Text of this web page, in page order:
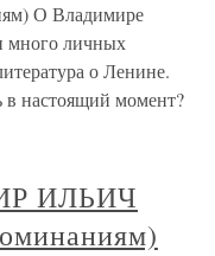
О Владимире
много личных
о Ленине.
в настоящий момент?
ИЛЬИЧ